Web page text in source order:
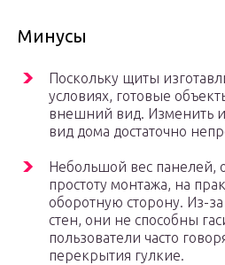
Минусы
Поскольку щиты
условиях, готовые
внешний вид. Изменить
вид дома достаточно
Небольшой вес панелей,
простоту монтажа, на
оборотную сторону. Из-
стен, они не способны
пользователи часто
перекрытия гулкие.